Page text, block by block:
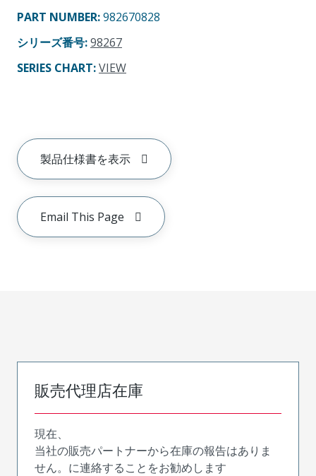
PART NUMBER:982670828
シリーズ番号:98267
SERIES CHART:VIEW
製品仕様書を表示
Email This Page
販売代理店在庫
現在、
当社の販売パートナーから在庫の報告はありま
せん。に連絡することをお勧めします